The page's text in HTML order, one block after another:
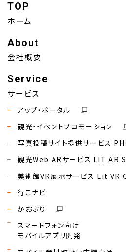
TOP
ホーム
About
会社概要
Service
サービス
アップ・ポータル
観光・イベントプロモーション
写真投稿サイト提供サービス
観光Web ARサービス LIT AR
美術館VR展示サービス Lit VR
行こナビ
かおぷり
スマートフォン向け
モバイルアプリ開発